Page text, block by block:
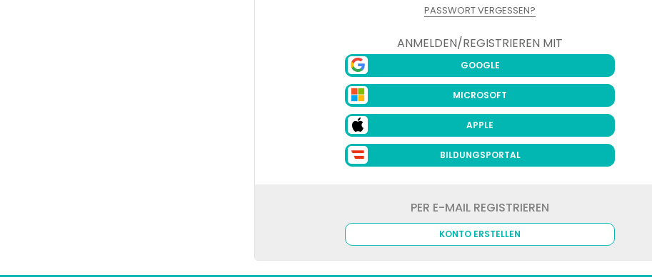
PASSWORT VERGESSEN?
ANMELDEN/REGISTRIEREN MIT
GOOGLE
MICROSOFT
APPLE
BILDUNGSPORTAL
PER E-MAIL REGISTRIEREN
KONTO ERSTELLEN